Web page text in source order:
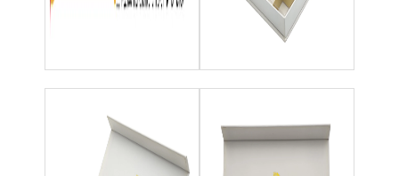
boîte d'affichage
Étiquette adhésive
Sac facial d'emballage de masque
Impression de brochures sur mesure